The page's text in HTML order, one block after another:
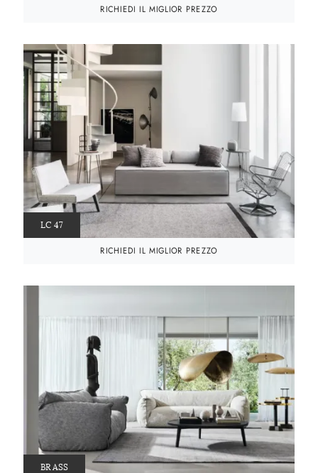
RICHIEDI IL MIGLIOR PREZZO
LC 47
RICHIEDI IL MIGLIOR PREZZO
BRASS